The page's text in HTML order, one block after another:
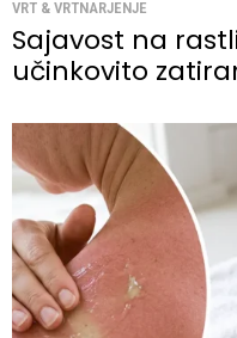
VRT & VRTNARJENJE
Sajavost na
učinkovito